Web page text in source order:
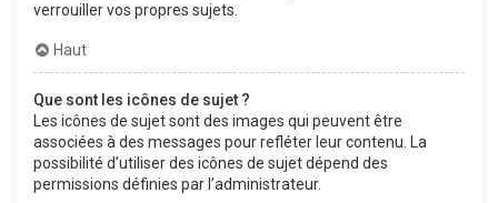
verrouiller vos propres sujets.
Haut
Que sont les icônes de sujet ?
Les icônes de sujet sont des images qui peuvent être
associées à des messages pour refléter leur contenu. La
possibilité d’utiliser des icônes de sujet dépend des
permissions définies par l’administrateur.